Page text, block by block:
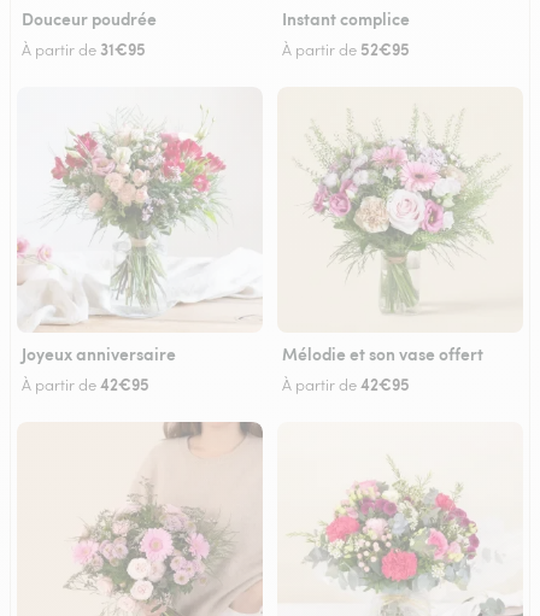
Douceur poudrée
À partir de 31€95
Instant complice
À partir de 52€95
Joyeux anniversaire
À partir de42€95
Mélodie et son vase offert
À partir de42€95